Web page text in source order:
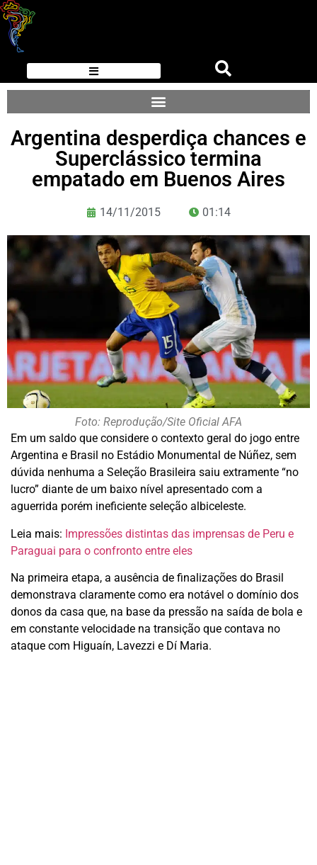
Argentina desperdiça chances e
Superclássico termina
empatado em Buenos Aires
14/11/2015 01:14
Foto: Reprodução/Site Oficial AFA
Em um saldo que considere o contexto geral do jogo entre
Argentina e Brasil no Estádio Monumental de Núñez, sem
dúvida nenhuma a Seleção Brasileira saiu extramente “no
lucro” diante de um baixo nível apresentado com a
aguerrida porém ineficiente seleção albiceleste.
Leia mais: Impressões distintas das imprensas de Peru e
Paraguai para o confronto entre eles
Na primeira etapa, a ausência de finalizações do Brasil
demonstrava claramente como era notável o domínio dos
donos da casa que, na base da pressão na saída de bola e
em constante velocidade na transição que contava no
ataque com Higuaín, Lavezzi e Dí Maria.